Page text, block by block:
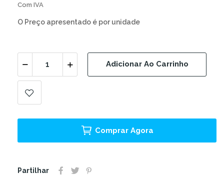
Com IVA
O Preço apresentado é por unidade
Adicionar Ao Carrinho
Comprar Agora
Partilhar